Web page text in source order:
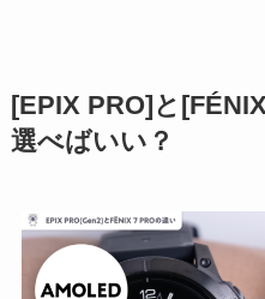
[EPIX PRO]と
選べばいい？